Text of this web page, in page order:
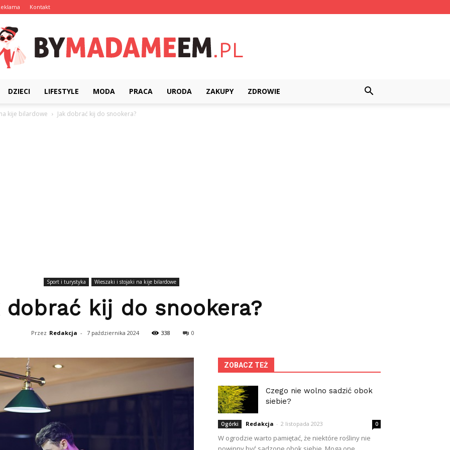
Kontakt
DZIECI LIFESTYLE MODA PRACA URODA ZAKUPY ZDROWIE
kije bilardowe Jak dobrać kij do snookera?
Sport i turystyka Wieszaki i stojaki na kije bilardowe
dobrać kij do snookera?
Przez Redakcja - 7 października 2024 338 0
ZOBACZ TEŻ
Czego nie wolno sadzić obok
siebie?
Ogórki Redakcja - 2 listopada 2023 0
W ogrodzie warto pamiętać, że niektóre rośliny nie